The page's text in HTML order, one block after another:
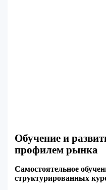
Обучение и
профилем рынка
Самостоятельное
структурированных